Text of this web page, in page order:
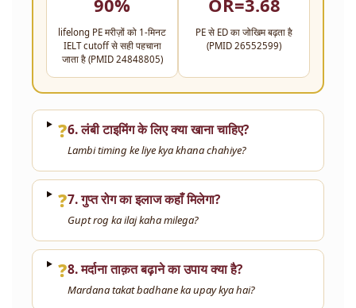
lifelong PE मरीज़ों को 1-मिनट
IELT cutoff से सही पहचाना
जाता है (PMID 24848805)
PE से ED का जोखिम बढ़ता है
(PMID 26552599)
❓6. लंबी टाइमिंग के लिए क्या खाना चाहिए?
Lambi timing ke liye kya khana chahiye?
❓7. गुप्त रोग का इलाज कहाँ मिलेगा?
Gupt rog ka ilaj kaha milega?
❓8. मर्दाना ताक़त बढ़ाने का उपाय क्या है?
Mardana takat badhane ka upay kya hai?